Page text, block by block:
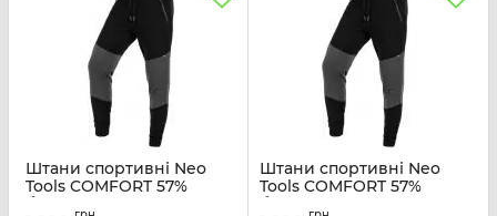
Штани спортивні Neo
Tools COMFORT 57%
бавовна 39% поліестер
Штани спортивні Neo
Tools COMFORT 57%
бавовна 39% поліестер